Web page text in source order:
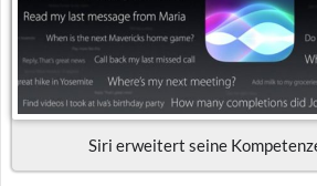
Siri erweitert seine